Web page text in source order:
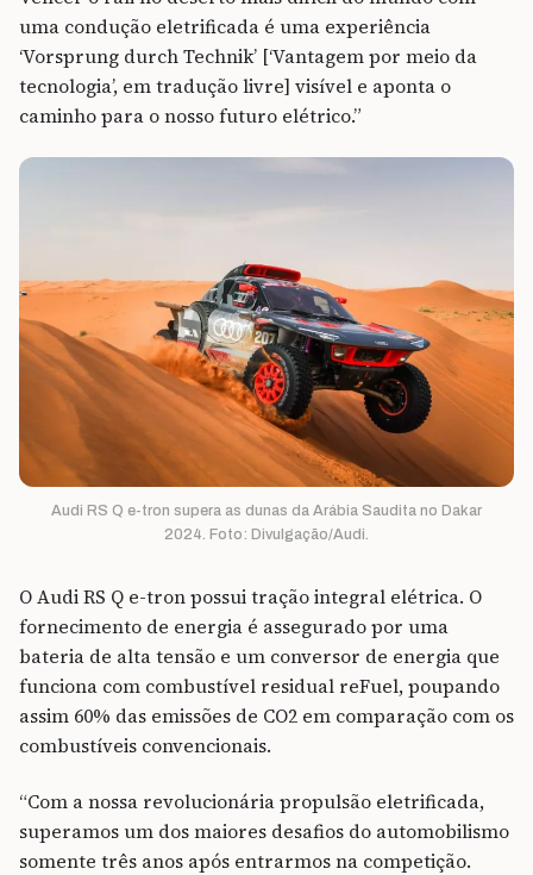
uma condução eletrificada é uma experiência
‘Vorsprung durch Technik’ [‘Vantagem por meio da
tecnologia’, em tradução livre] visível e aponta o
caminho para o nosso futuro elétrico.”
Audi RS Q e-tron supera as dunas da Arábia Saudita no Dakar
2024. Foto: Divulgação/Audi.
O Audi RS Q e-tron possui tração integral elétrica. O
fornecimento de energia é assegurado por uma
bateria de alta tensão e um conversor de energia que
funciona com combustível residual reFuel, poupando
assim 60% das emissões de CO2 em comparação com os
combustíveis convencionais.
“Com a nossa revolucionária propulsão eletrificada,
superamos um dos maiores desafios do automobilismo
somente três anos após entrarmos na competição.